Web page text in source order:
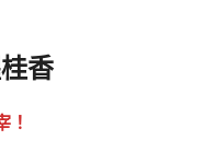
香
！